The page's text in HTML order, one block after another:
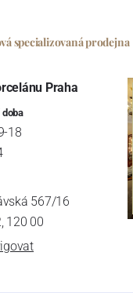
specializovaná prodejna
Praha
18
567/16
120 00